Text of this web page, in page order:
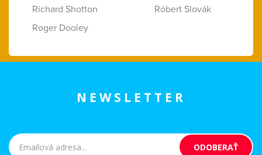
Richard Shotton
Róbert Slovák
Roger Dooley
NEWSLETTER